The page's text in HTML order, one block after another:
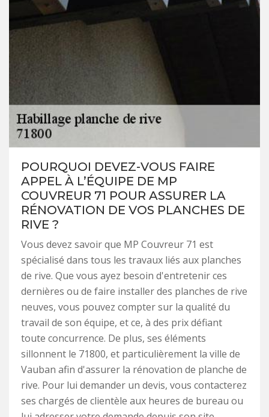
POURQUOI DEVEZ-VOUS FAIRE
APPEL À L’ÉQUIPE DE MP
COUVREUR 71 POUR ASSURER LA
RÉNOVATION DE VOS PLANCHES DE
RIVE ?
Vous devez savoir que MP Couvreur 71 est
spécialisé dans tous les travaux liés aux planches
de rive. Que vous ayez besoin d'entretenir ces
dernières ou de faire installer des planches de rive
neuves, vous pouvez compter sur la qualité du
travail de son équipe, et ce, à des prix défiant
toute concurrence. De plus, ses éléments
sillonnent le 71800, et particulièrement la ville de
Vauban afin d'assurer la rénovation de planche de
rive. Pour lui demander un devis, vous contacterez
ses chargés de clientèle aux heures de bureau ou